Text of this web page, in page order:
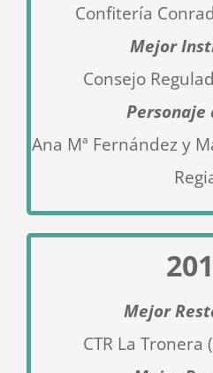
Confitería
Mejor
Consejo
Personaje
Ana Mª Fernández y
Mejor
CTR La Tronera